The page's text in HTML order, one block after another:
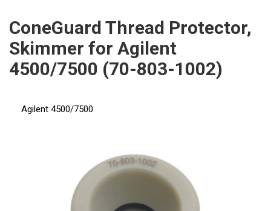
PERKINELMER
SHIMADZU
THERMO ELECTRON (UNICAM)
ANALYTIK JENA
AGILENT
UV-VIS FLUO
MS/SPM
ConeGuard Thread Protector,
Skimmer for Agilent
4500/7500 (70-803-1002)
Agilent 4500/7500